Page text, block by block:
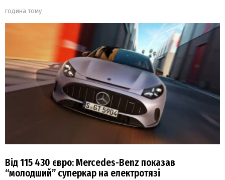
година тому
Від 115 430 євро: Mercedes-Benz показав
“молодший” суперкар на електротязі